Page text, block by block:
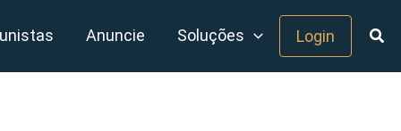
Anuncie Soluções Login